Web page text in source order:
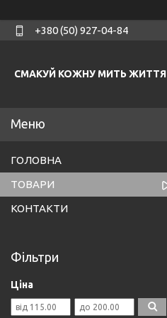
+380 (50) 927-04-84
СМАКУЙ КОЖНУ МИТЬ ЖИТТЯ
ГОЛОВНА
ТОВАРИ
КОНТАКТИ
Фільтри
Ціна